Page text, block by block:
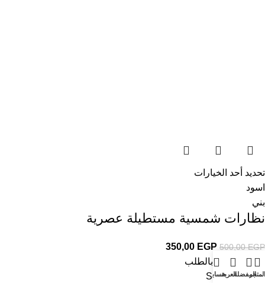
تحديد أحد الخيارات
اسود
بني
نظارات شمسية مستطيلة عصرية
500,00EGP
350,00 EGP
🌍 بالطلب
🟠 بالطلب
-60%
Sold outالمفضلةالعربةحسابي